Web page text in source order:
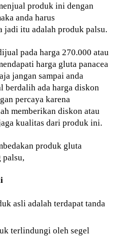
produk ini dengan
anda harus
jadi itu adalah produk palsu.
pada harga 270.000 atau
harga gluta panacea
jangan sampai anda
berdalih ada harga diskon
percaya karena
memberikan diskon atau
kualitas dari produk ini.
produk gluta
palsu,
asli adalah terdapat tanda
terlindungi oleh segel